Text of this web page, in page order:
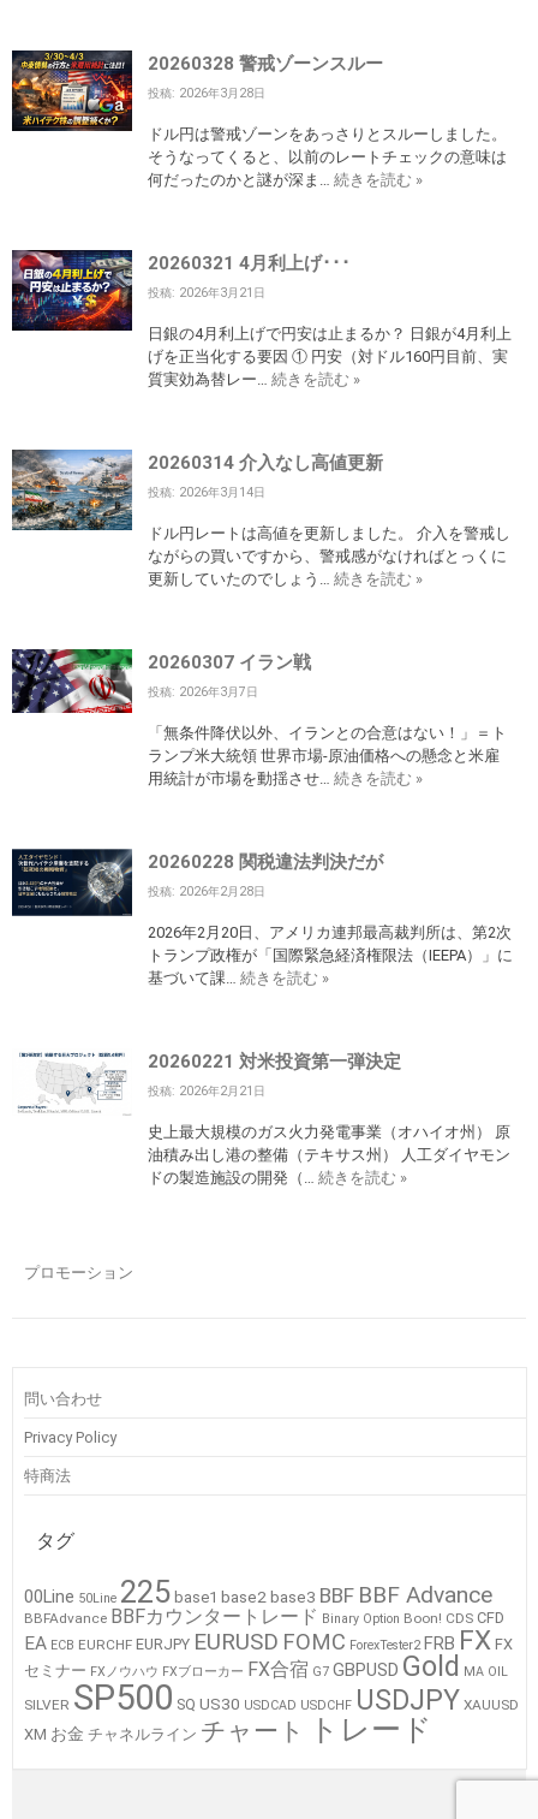
20260328 警戒ゾーンスルー
投稿: 2026年3月28日
ドル円は警戒ゾーンをあっさりとスルーしました。
そうなってくると、以前のレートチェックの意味は
何だったのかと謎が深ま… 続きを読む »
20260321 4月利上げ･･･
投稿: 2026年3月21日
日銀の4月利上げで円安は止まるか？ 日銀が4月利上
げを正当化する要因 ① 円安（対ドル160円目前、実
質実効為替レー… 続きを読む »
20260314 介入なし高値更新
投稿: 2026年3月14日
ドル円レートは高値を更新しました。 介入を警戒し
ながらの買いですから、警戒感がなければとっくに
更新していたのでしょう… 続きを読む »
20260307 イラン戦
投稿: 2026年3月7日
「無条件降伏以外、イランとの合意はない！」＝ト
ランプ米大統領 世界市場-原油価格への懸念と米雇
用統計が市場を動揺させ… 続きを読む »
20260228 関税違法判決だが
投稿: 2026年2月28日
2026年2月20日、アメリカ連邦最高裁判所は、第2次
トランプ政権が「国際緊急経済権限法（IEEPA）」に
基づいて課… 続きを読む »
20260221 対米投資第一弾決定
投稿: 2026年2月21日
史上最大規模のガス火力発電事業（オハイオ州） 原
油積み出し港の整備（テキサス州） 人工ダイヤモン
ドの製造施設の開発（… 続きを読む »
プロモーション
問い合わせ
Privacy Policy
特商法
タグ
00Line 50Line 225 base1 base2 base3 BBF BBF Advance
BBFAdvance BBFカウンタートレード Binary Option Boon! CDS CFD
EA ECB EURCHF EURJPY EURUSD FOMC ForexTester2 FRB FX FX
セミナー FXノウハウ FXブローカー FX合宿 G7 GBPUSD Gold MA OIL
SILVER SP500 SQ US30 USDCAD USDCHF USDJPY XAUUSD
XM お金 チャネルライン チャート トレード